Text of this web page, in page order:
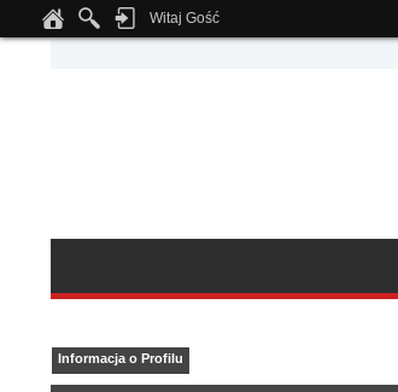
Notice: Undefined index: tapatalk_body_hook in
Witaj Gość
Informacja o Profilu